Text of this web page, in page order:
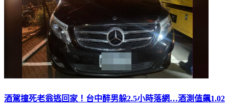
酒駕撞死老翁逃回家！台中醉男躲2.5小時落網…酒測值飆1.02